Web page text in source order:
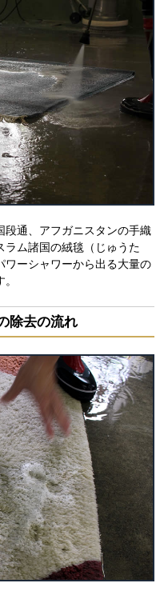
段通、アフガニスタンの手織
ラム諸国の絨毯（じゅうた
ワーシャワーから出る大量の
除去の流れ